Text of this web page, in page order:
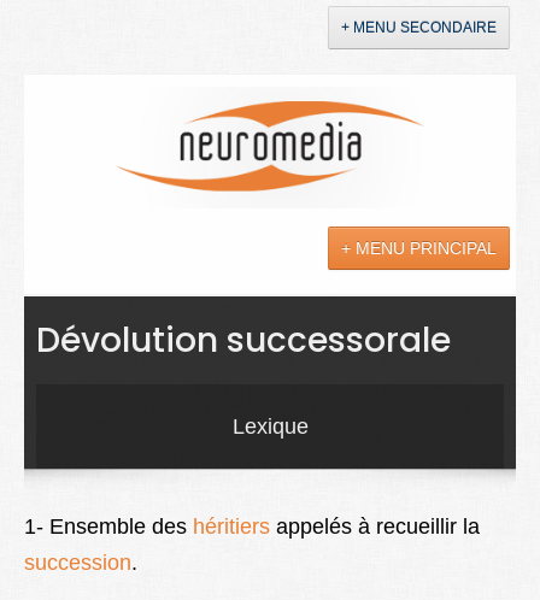
+ MENU SECONDAIRE
+ MENU PRINCIPAL
Actualités
Soins
Droit
Lexique
Dévolution successorale
Lexique
1- Ensemble des héritiers appelés à recueillir la
succession.